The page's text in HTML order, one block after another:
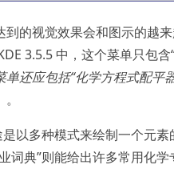
的视觉效果会和图示的越
3.5.5 中，这个菜单只包
单还应包括“化学方程式配
是以多种模式来绘制一个元
词典”则能给出许多常用化